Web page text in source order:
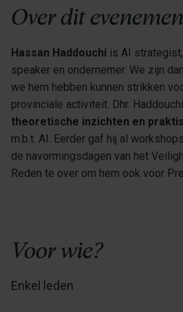
Over dit
Hassan Haddouchi is AI
speaker en ondernemer. We zijn
we hem hebben kunnen strikken
provinciale activiteit. Dhr.
theoretische inzichten en
m.b.t. AI. Eerder gaf hij al
de navormingsdagen van het
Reden te over om hem ook voor
Voor wie?
Enkel leden